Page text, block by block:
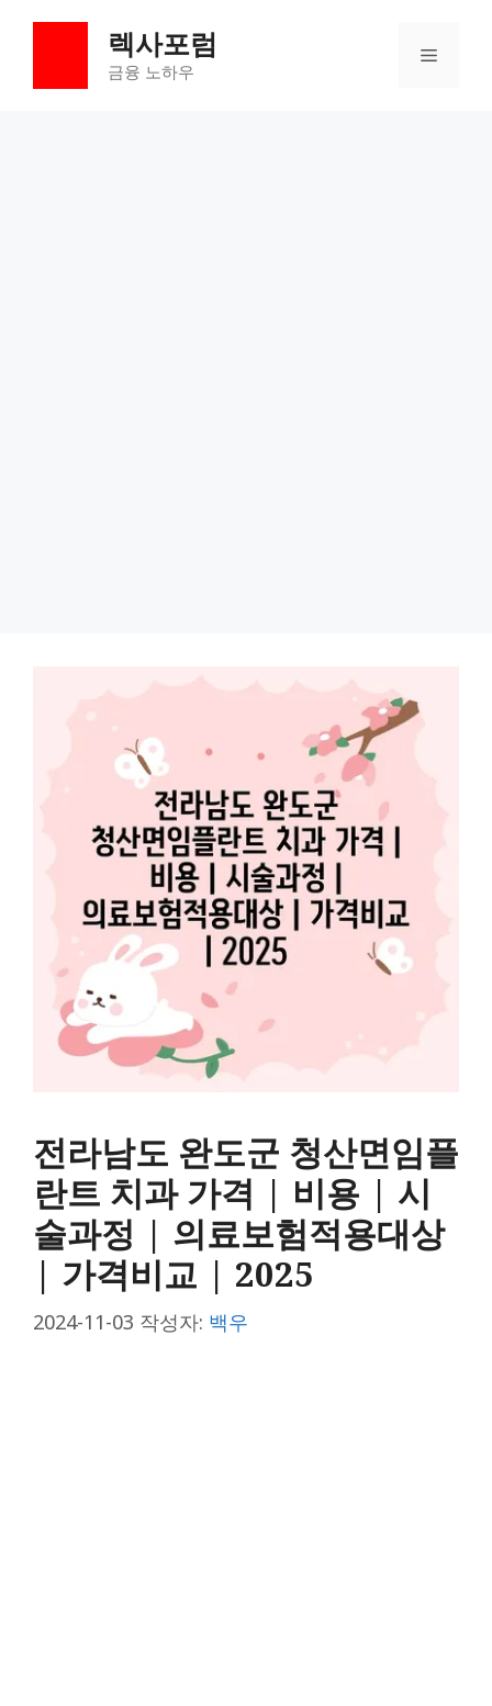
렉사포럼
금융 노하우
메
전라남도 완도군 청산면임플
란트 치과 가격 | 비용 | 시
술과정 | 의료보험적용대상
| 가격비교 | 2025
2024-11-03 작성자: 백우